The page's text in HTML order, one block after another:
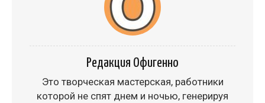
Редакция Офигенно
Это творческая мастерская, работники
которой не спят днем и ночью, генерируя